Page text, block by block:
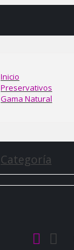
Inicio
Preservativos
Gama Natural
Categoría